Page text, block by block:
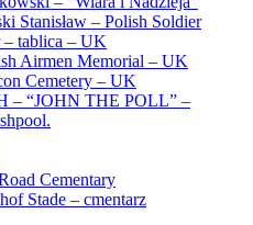
Stanisław – Polish Soldier
tablica – UK
Airmen Memorial – UK
Cemetery – UK
– “JOHN THE POLL” –
Cementary
Stade – cmentarz